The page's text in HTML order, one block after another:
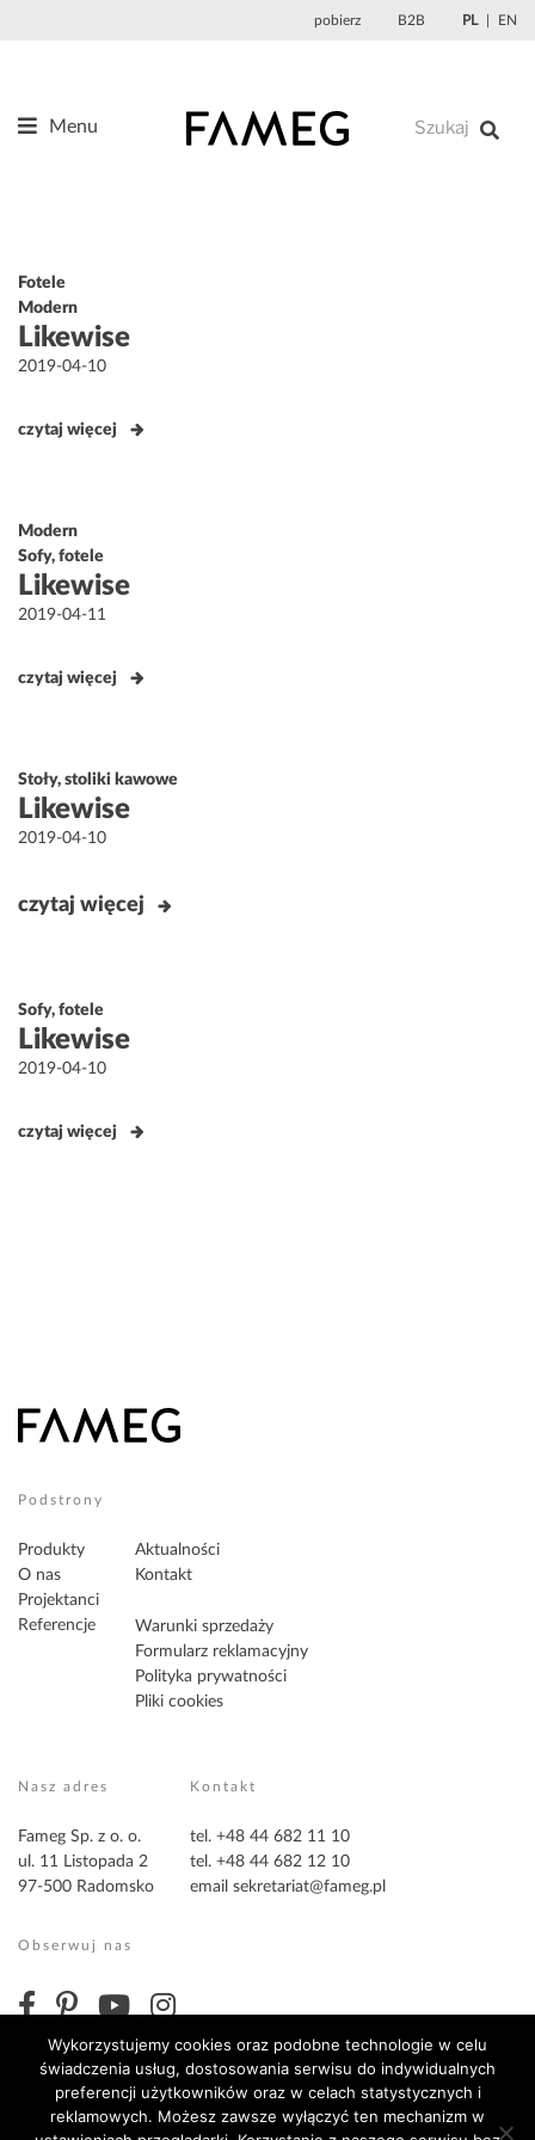
pobierz B2B PL EN
Menu
Referencje
Aktualności
Fotele
Modern
Likewise
Opublikowane
2019-04-10
czytaj więcej
Modern
Sofy, fotele
Likewise
Opublikowane
2019-04-11
czytaj więcej
Stoły, stoliki kawowe
Likewise
Opublikowane
2019-04-10
czytaj więcej
Sofy, fotele
Likewise
Opublikowane
2019-04-10
czytaj więcej
Podstrony
Produkty
O nas
Projektanci
Referencje
Aktualności
Kontakt
Warunki sprzedaży
Formularz reklamacyjny
Polityka prywatności
Pliki cookies
Nasz adres
Fameg Sp. z o. o.
ul. 11 Listopada 2
97-500 Radomsko
Kontakt
tel. +48 44 682 11 10
tel. +48 44 682 12 10
email sekretariat@fameg.pl
Obserwuj nas
Wykorzystujemy cookies oraz podobne technologie w celu
świadczenia usług, dostosowania serwisu do indywidualnych
preferencji użytkowników oraz w celach statystycznych i
reklamowych. Możesz zawsze wyłączyć ten mechanizm w